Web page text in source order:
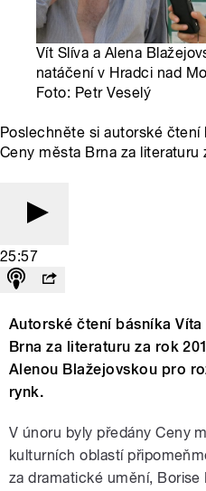
Vít Slíva a Alena
natáčení v Hradci nad
Foto: Petr Veselý
Poslechněte si autorské čtení
Ceny města Brna za literaturu
25:57
Autorské čtení básníka
Brna za literaturu za rok
Alenou Blažejovskou pro
rynk.
V únoru byly předány Ceny
kulturních oblastí
za dramatické umění,